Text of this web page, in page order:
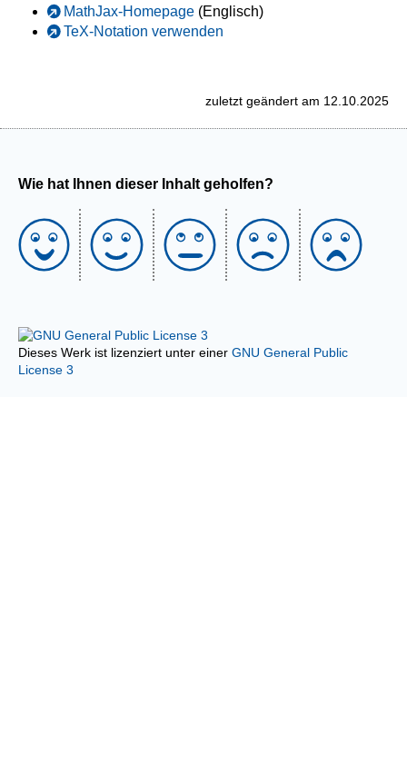
MathJax-Homepage (Englisch)
TeX-Notation verwenden
zuletzt geändert am 12.10.2025
Wie hat Ihnen dieser Inhalt geholfen?
Dieses Werk ist lizenziert unter einer GNU General Public
License 3